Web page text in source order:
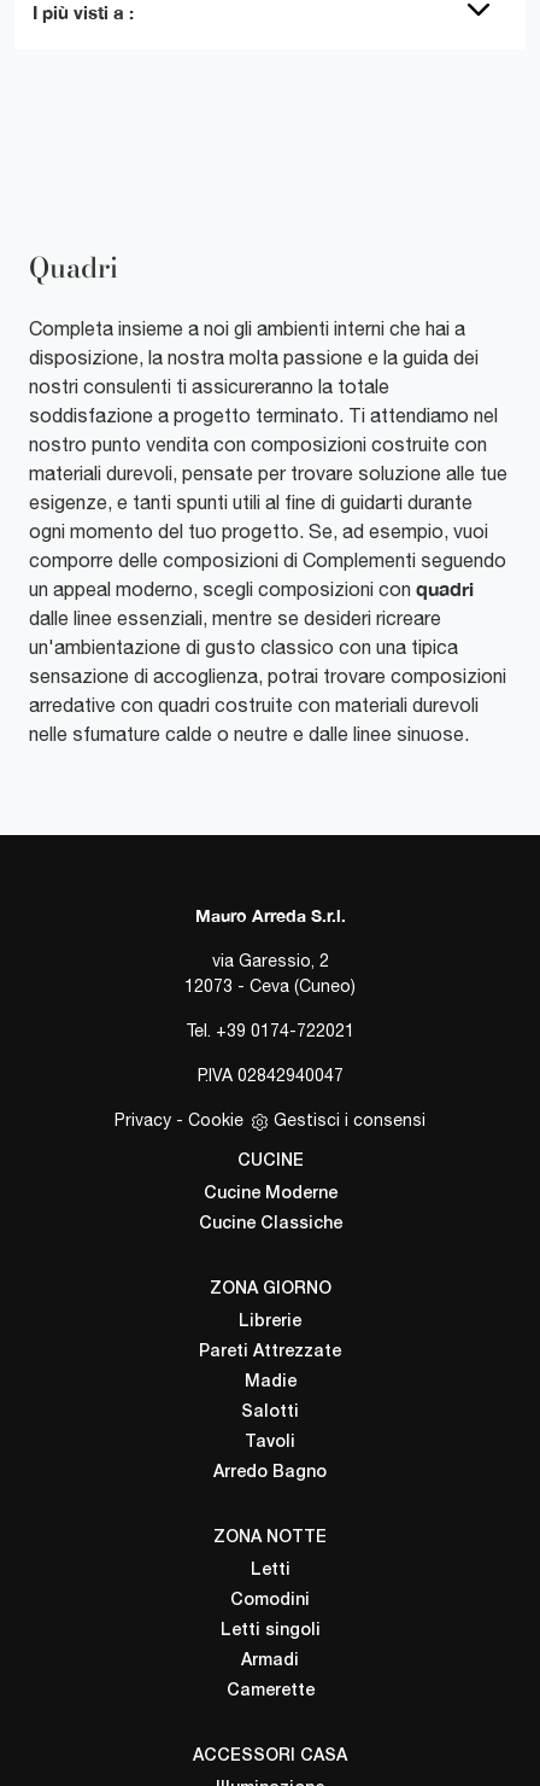
I più visti a :
Quadri
Completa insieme a noi gli ambienti interni che hai a
disposizione, la nostra molta passione e la guida dei
nostri consulenti ti assicureranno la totale
soddisfazione a progetto terminato. Ti attendiamo nel
nostro punto vendita con composizioni costruite con
materiali durevoli, pensate per trovare soluzione alle tue
esigenze, e tanti spunti utili al fine di guidarti durante
ogni momento del tuo progetto. Se, ad esempio, vuoi
comporre delle composizioni di Complementi seguendo
un appeal moderno, scegli composizioni con quadri
dalle linee essenziali, mentre se desideri ricreare
un'ambientazione di gusto classico con una tipica
sensazione di accoglienza, potrai trovare composizioni
arredative con quadri costruite con materiali durevoli
nelle sfumature calde o neutre e dalle linee sinuose.
Mauro Arreda S.r.l.
via Garessio, 2
12073 - Ceva (Cuneo)
Tel. +39 0174-722021
P.IVA 02842940047
Privacy - Cookie Gestisci i consensi
CUCINE
Cucine Moderne
Cucine Classiche
ZONA GIORNO
Librerie
Pareti Attrezzate
Madie
Salotti
Tavoli
Arredo Bagno
ZONA NOTTE
Letti
Comodini
Letti singoli
Armadi
Camerette
ACCESSORI CASA